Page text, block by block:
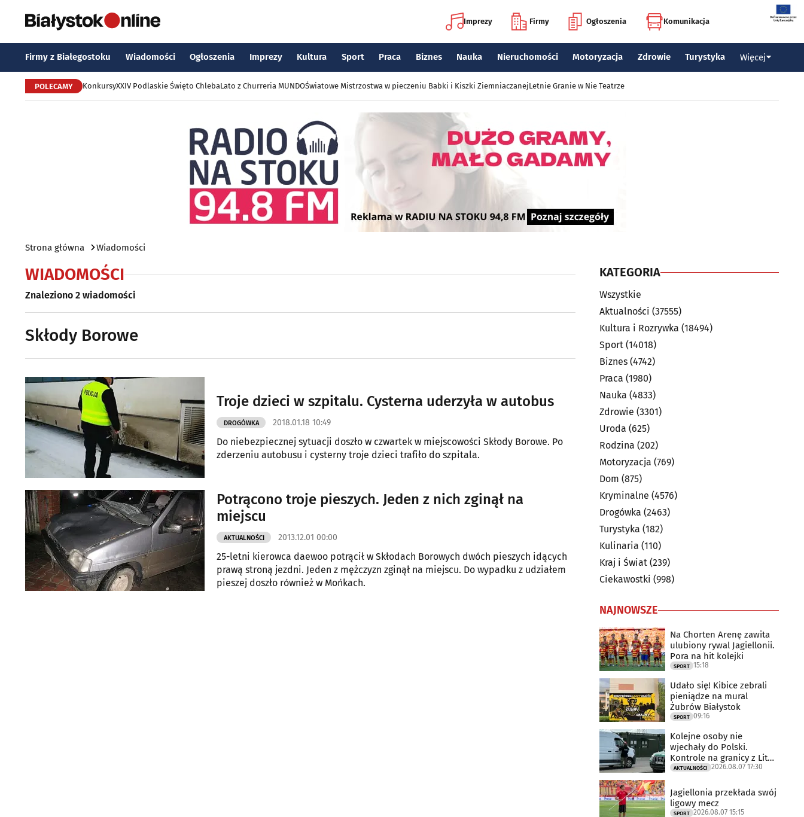
Imprezy Firmy Ogłoszenia Komunikacja
Firmy z Białegostoku Wiadomości Ogłoszenia Imprezy Kultura Sport Praca Biznes Nauka Nieruchomości Motoryzacja Zdrowie Turystyka Więcej
POLECAMY KonkursyXXIV Podlaskie Święto ChlebaLato z Churreria MUNDOŚwiatowe Mistrzostwa w pieczeniu Babki i Kiszki ZiemniaczanejLetnie Granie w Nie Teatrze
Strona główna Wiadomości
WIADOMOŚCI
Znaleziono 2 wiadomości
Skłody Borowe
Troje dzieci w szpitalu. Cysterna uderzyła w autobus
DROGÓWKA 2018.01.18 10:49
Do niebezpiecznej sytuacji doszło w czwartek w miejscowości Skłody Borowe. Po
zderzeniu autobusu i cysterny troje dzieci trafiło do szpitala.
Potrącono troje pieszych. Jeden z nich zginął na
miejscu
AKTUALNOŚCI 2013.12.01 00:00
25-letni kierowca daewoo potrącił w Skłodach Borowych dwóch pieszych idących
prawą stroną jezdni. Jeden z mężczyzn zginął na miejscu. Do wypadku z udziałem
pieszej doszło również w Mońkach.
KATEGORIA
Wszystkie
Aktualności (37555)
Kultura i Rozrywka (18494)
Sport (14018)
Biznes (4742)
Praca (1980)
Nauka (4833)
Zdrowie (3301)
Uroda (625)
Rodzina (202)
Motoryzacja (769)
Dom (875)
Kryminalne (4576)
Drogówka (2463)
Turystyka (182)
Kulinaria (110)
Kraj i Świat (239)
Ciekawostki (998)
NAJNOWSZE
Na Chorten Arenę zawita
ulubiony rywal Jagiellonii.
Pora na hit kolejki
SPORT 15:18
Udało się! Kibice zebrali
pieniądze na mural
Żubrów Białystok
SPORT 09:16
Kolejne osoby nie
wjechały do Polski.
Kontrole na granicy z Litwą
trwają
AKTUALNOŚCI 2026.08.07 17:30
Jagiellonia przekłada swój
ligowy mecz
SPORT 2026.08.07 15:15